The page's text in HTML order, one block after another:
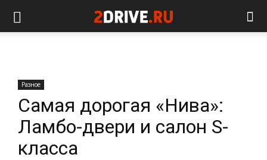
Разное
Самая дорогая «Нива»:
Ламбо-двери и салон S-
класса